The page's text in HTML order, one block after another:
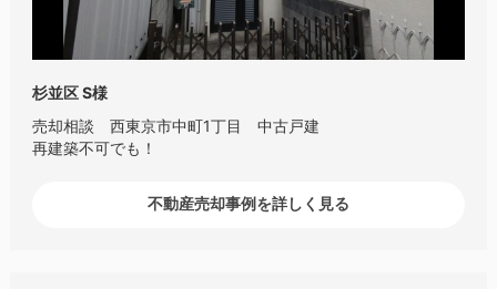
杉並区 S様
売却相談 西東京市中町1丁目 中古戸建
再建築不可でも！
不動産売却事例を詳しく見る